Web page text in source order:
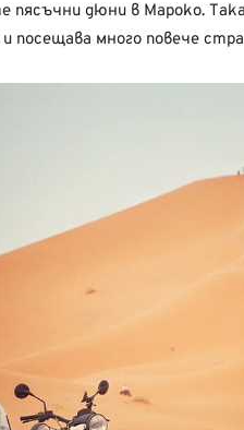
пясъчни дюни в Мароко.
посещава много повече